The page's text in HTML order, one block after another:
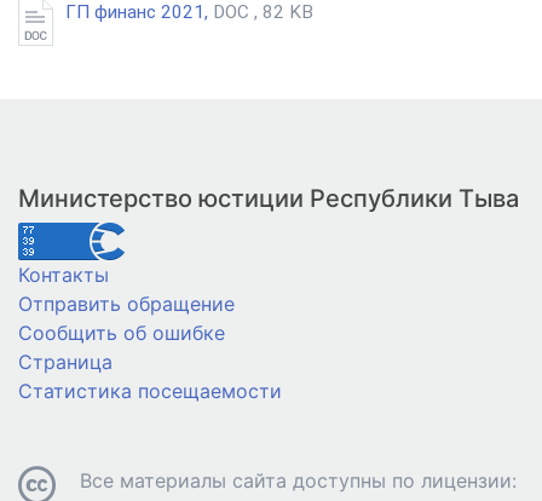
ГП финанс 2021, DOC , 82 KB
Министерство юстиции Республики Тыва
Контакты
Отправить обращение
Сообщить об ошибке
Страница
Статистика посещаемости
Все материалы сайта доступны по лицензии: